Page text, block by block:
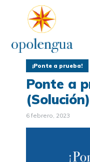
¡Ponte a prueba!
Ponte a
(Solución)
6 febrero, 2023